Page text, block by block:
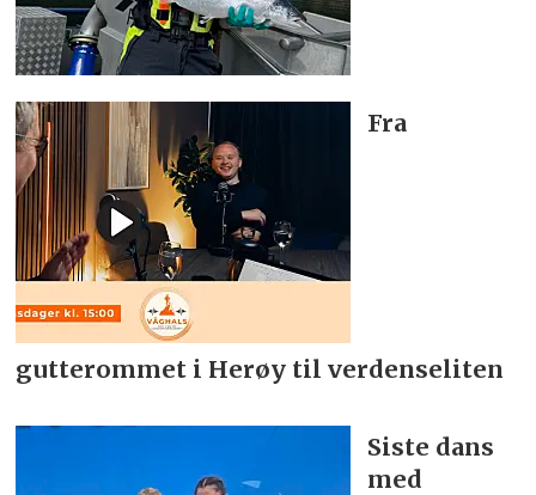
Fra
gutterommet i Herøy til verdenseliten
Siste dans
med